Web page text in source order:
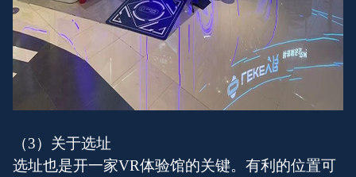
（3）关于选址
选址也是开一家VR体验馆的关键。有利的位置可